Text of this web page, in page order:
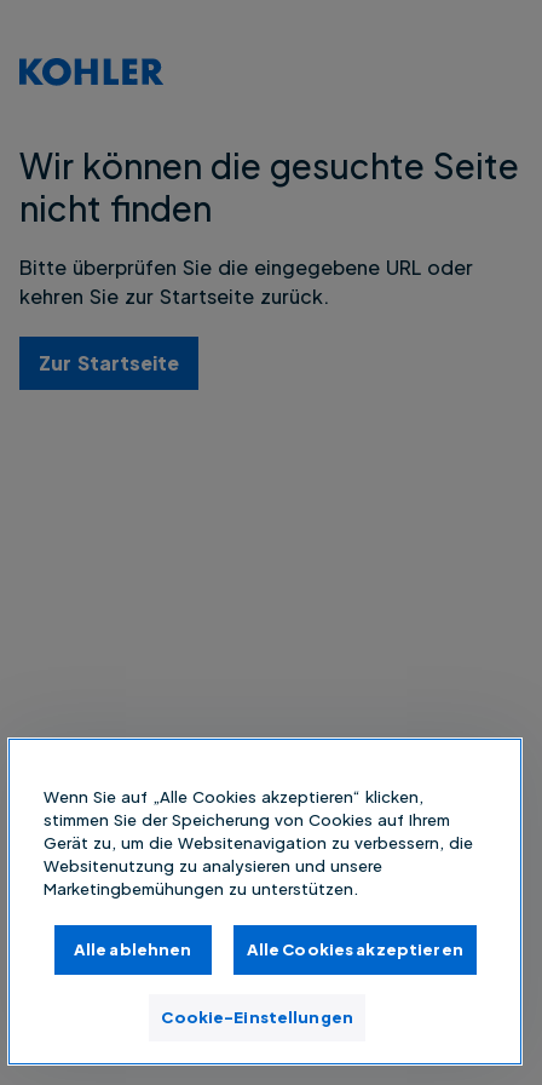
Wir können die gesuchte Seite
nicht finden
Bitte überprüfen Sie die eingegebene URL oder
kehren Sie zur Startseite zurück.
Zur Startseite
Wenn Sie auf „Alle Cookies akzeptieren“ klicken,
stimmen Sie der Speicherung von Cookies auf Ihrem
Gerät zu, um die Websitenavigation zu verbessern, die
Websitenutzung zu analysieren und unsere
Marketingbemühungen zu unterstützen.
Alle ablehnen Alle Cookies akzeptieren
Cookie-Einstellungen